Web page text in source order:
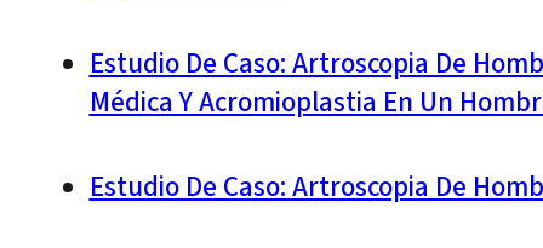
Estudio De Caso: Artroscopia De
Médica Y Acromioplastia En Un
Estudio De Caso: Artroscopia De